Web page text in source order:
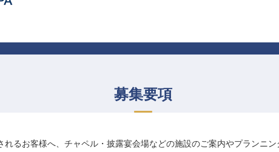
募集要項
れるお客様へ、チャペル・披露宴会場などの施設のご案内やプランニ